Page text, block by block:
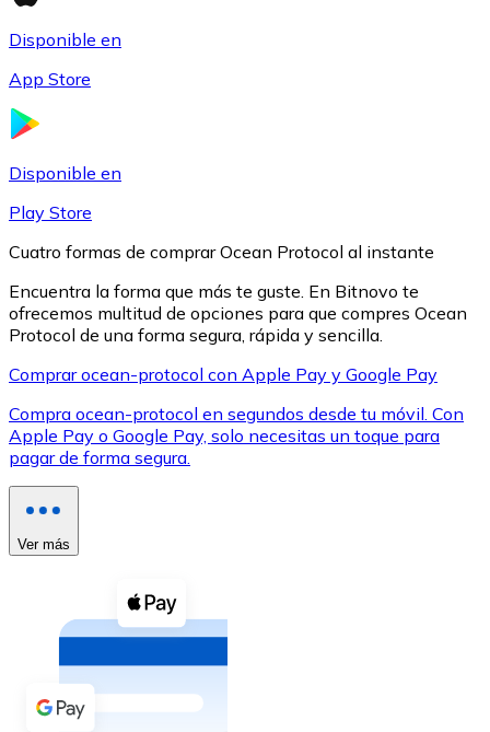
XRP
XRP
Ver todo
Compra criptomonedas con efectivo en tu tienda más
Comprar con efectivo
Transferencia SEPA
Disponible en
App Store
Disponible en
Play Store
Cuatro formas de comprar Ocean Protocol al instante
Encuentra la forma que más te guste. En Bitnovo te
ofrecemos multitud de opciones para que compres Ocean
Protocol de una forma segura, rápida y sencilla.
Comprar ocean-protocol con Apple Pay y Google Pay
Compra ocean-protocol en segundos desde tu móvil. Con
Apple Pay o Google Pay, solo necesitas un toque para
pagar de forma segura.
Ver más